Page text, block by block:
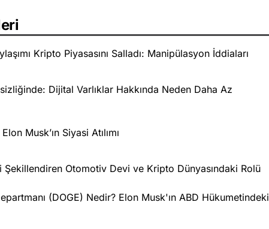
Kripto Piyasasını Salladı: Manipülasyon İddiaları
Dijital Varlıklar Hakkında Neden Daha Az
Musk’ın Siyasi Atılımı
Şekillendiren Otomotiv Devi ve Kripto Dünyasındaki Rolü
(DOGE) Nedir? Elon Musk'ın ABD Hükumetindeki